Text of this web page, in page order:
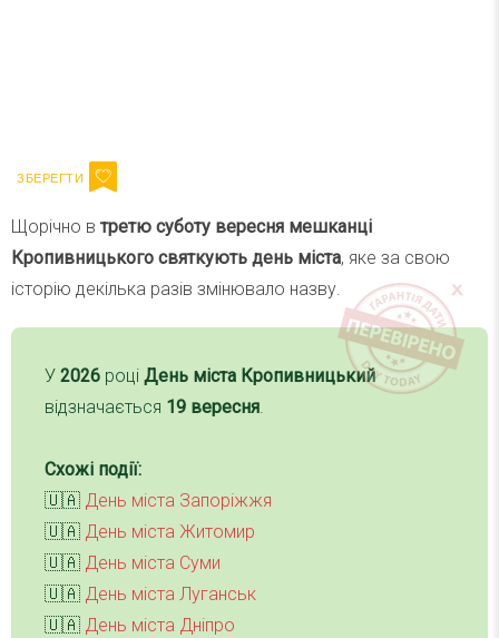
Щорічно в третю суботу вересня мешканці
Кропивницького святкують день міста, яке за свою
історію декілька разів змінювало назву.
У 2026 році День міста Кропивницький
відзначається 19 вересня.
Схожі події:
🇺🇦 День міста Запоріжжя
🇺🇦 День міста Житомир
🇺🇦 День міста Суми
🇺🇦 День міста Луганськ
🇺🇦 День міста Дніпро